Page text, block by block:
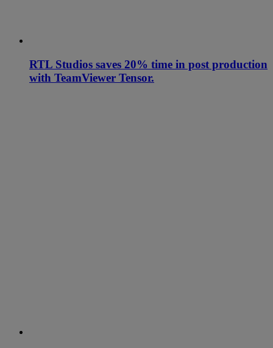
RTL Studios saves 20% time in post production
with TeamViewer Tensor.